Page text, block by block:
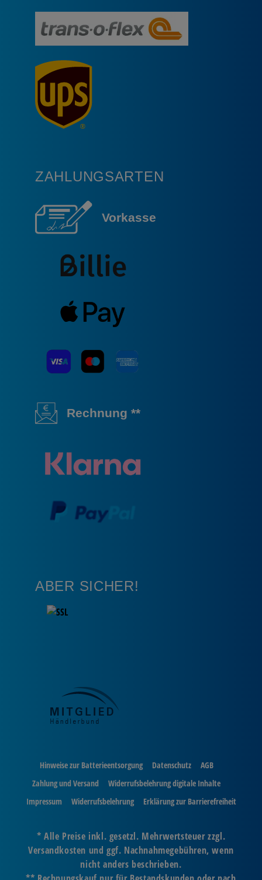
ZAHLUNGSARTEN
Vorkasse
Rechnung **
ABER SICHER!
Hinweise zur Batterieentsorgung Datenschutz
AGB
Zahlung und Versand
Widerrufsbelehrung digitale Inhalte
Impressum
Widerrufsbelehrung Erklärung zur Barrierefreiheit
* Alle Preise inkl. gesetzl. Mehrwertsteuer zzgl.
Versandkosten und ggf. Nachnahmegebühren, wenn
nicht anders beschrieben.